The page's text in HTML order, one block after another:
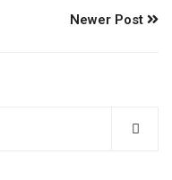
Newer Post